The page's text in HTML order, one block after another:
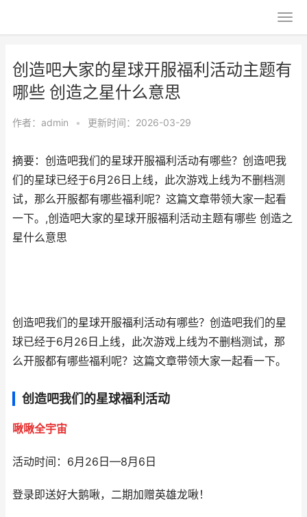
创造吧大家的星球开服福利活动主题有
哪些 创造之星什么意思
作者： admin • 更新时间：2026-03-29
摘要：创造吧我们的星球开服福利活动有哪些？创造吧我
们的星球已经于6月26日上线，此次游戏上线为不删档测
试，那么开服都有哪些福利呢？这篇文章带领大家一起看
一下。,创造吧大家的星球开服福利活动主题有哪些 创造之
星什么意思
创造吧我们的星球开服福利活动有哪些？创造吧我们的星
球已经于6月26日上线，此次游戏上线为不删档测试，那
么开服都有哪些福利呢？这篇文章带领大家一起看一下。
创造吧我们的星球福利活动
啾啾全宇宙
活动时间：6月26日—8月6日
登录即送好大鹅啾，二期加赠英雄龙啾！